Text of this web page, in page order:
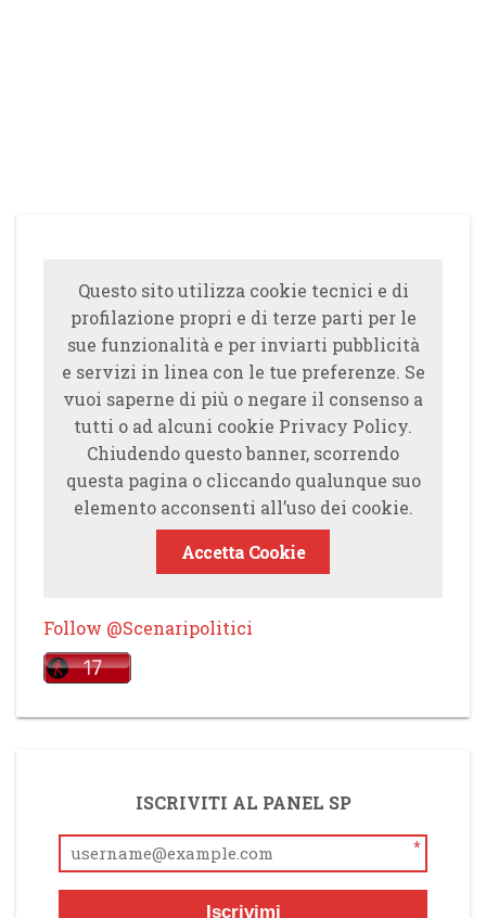
Questo sito utilizza cookie tecnici e di
profilazione propri e di terze parti per le
sue funzionalità e per inviarti pubblicità
e servizi in linea con le tue preferenze. Se
vuoi saperne di più o negare il consenso a
tutti o ad alcuni cookie Privacy Policy.
Chiudendo questo banner, scorrendo
questa pagina o cliccando qualunque suo
elemento acconsenti all’uso dei cookie.
Accetta Cookie
Follow @Scenaripolitici
ISCRIVITI AL PANEL SP
*
Iscrivimi